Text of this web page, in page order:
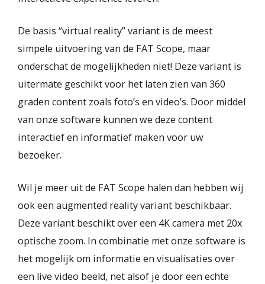
De basis “virtual reality” variant is de meest
simpele uitvoering van de FAT Scope, maar
onderschat de mogelijkheden niet! Deze variant is
uitermate geschikt voor het laten zien van 360
graden content zoals foto’s en video’s. Door middel
van onze software kunnen we deze content
interactief en informatief maken voor uw
bezoeker.
Wil je meer uit de FAT Scope halen dan hebben wij
ook een augmented reality variant beschikbaar.
Deze variant beschikt over een 4K camera met 20x
optische zoom. In combinatie met onze software is
het mogelijk om informatie en visualisaties over
een live video beeld, net alsof je door een echte